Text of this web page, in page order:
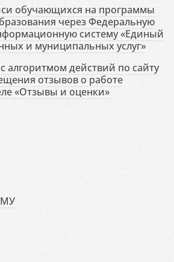
обучающихся на программы
через Федеральную
систему «Единый
и муниципальных услуг»
алгоритмом действий по сайту
отзывов о работе
«Отзывы и оценки»